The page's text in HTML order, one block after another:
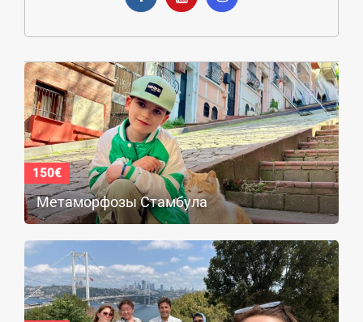
150€
Метаморфозы Стамбула